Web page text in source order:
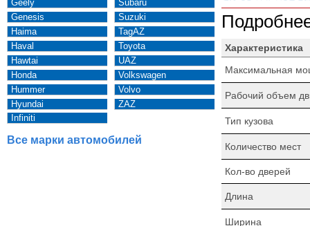
Geely
Genesis
Haima
Haval
Hawtai
Honda
Hummer
Hyundai
Infiniti
Subaru
Suzuki
TagAZ
Toyota
UAZ
Volkswagen
Volvo
ZAZ
Все марки автомобилей
Характеристика
Максимальная
Рабочий объем
Тип кузова
Количество мест
Кол-во дверей
Длина
Ширина